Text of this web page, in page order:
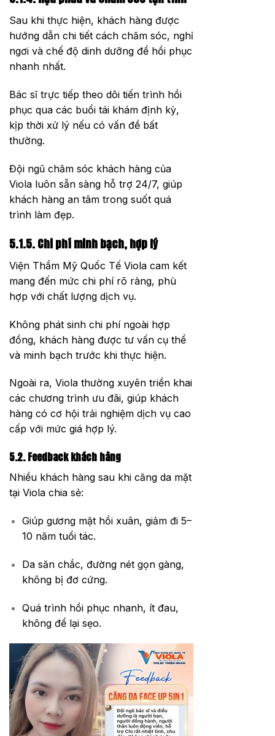
Sau khi thực hiện, khách hàng được
hướng dẫn chi tiết cách chăm sóc, nghỉ
ngơi và chế độ dinh dưỡng để hồi phục
nhanh nhất.
Bác sĩ trực tiếp theo dõi tiến trình hồi
phục qua các buổi tái khám định kỳ,
kịp thời xử lý nếu có vấn đề bất
thường.
Đội ngũ chăm sóc khách hàng của
Viola luôn sẵn sàng hỗ trợ 24/7, giúp
khách hàng an tâm trong suốt quá
trình làm đẹp.
5.1.5. Chi phí minh bạch, hợp lý
Viện Thẩm Mỹ Quốc Tế Viola cam kết
mang đến mức chi phí rõ ràng, phù
hợp với chất lượng dịch vụ.
Không phát sinh chi phí ngoài hợp
đồng, khách hàng được tư vấn cụ thể
và minh bạch trước khi thực hiện.
Ngoài ra, Viola thường xuyên triển khai
các chương trình ưu đãi, giúp khách
hàng có cơ hội trải nghiệm dịch vụ cao
cấp với mức giá hợp lý.
5.2. Feedback khách hàng
Nhiều khách hàng sau khi căng da mặt
tại Viola chia sẻ:
Giúp gương mặt hồi xuân, giảm đi 5–
10 năm tuổi tác.
Da săn chắc, đường nét gọn gàng,
không bị đơ cứng.
Quá trình hồi phục nhanh, ít đau,
không để lại sẹo.